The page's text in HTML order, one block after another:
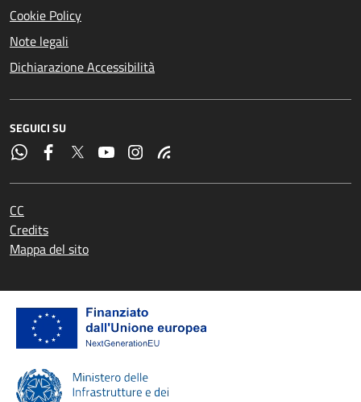
Cookie Policy
Note legali
Dichiarazione Accessibilità
SEGUICI SU
CC
Credits
Mappa del sito